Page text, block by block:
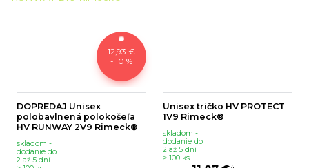
12,93 €
- 10 %
DOPREDAJ Unisex
polobavlnená polokošeľa
HV RUNWAY 2V9 Rimeck®
skladom -
dodanie do
2 až 5 dní
Unisex tričko HV PROTECT
1V9 Rimeck®
skladom -
dodanie do
2 až 5 dní
> 100 ks